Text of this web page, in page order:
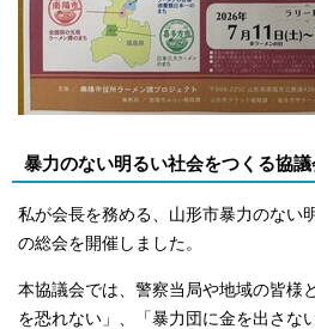
暴力のない明るい社会をつくる協議
私が会長を務める、山形市暴力のない
の総会を開催しました。
本協議会では、警察当局や地域の皆様
を恐れない」、「暴力団に金を出さな